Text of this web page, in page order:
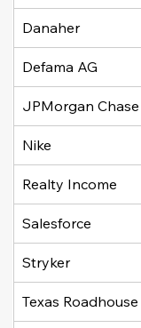
Danaher
Defama AG
JPMorgan Chase
Nike
Realty Income
Salesforce
Stryker
Texas Roadhouse